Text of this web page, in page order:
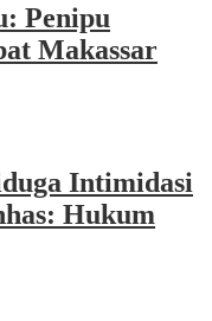
Penipu
Makassar
Intimidasi
Hukum